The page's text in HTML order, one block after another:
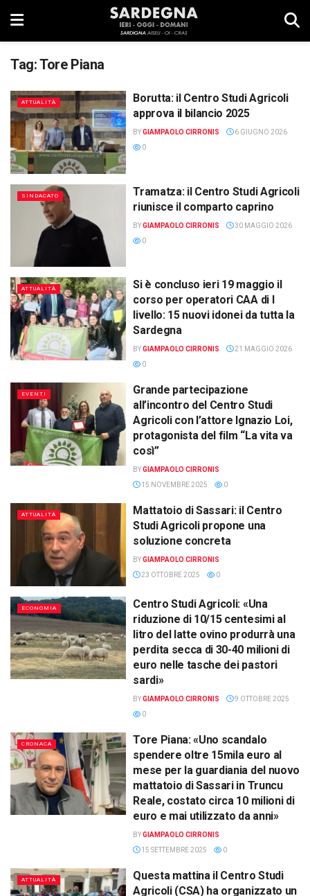
Tag:Tore Piana
ATTUALITÀ
Borutta: il Centro Studi Agricoli
approva il bilancio 2025
BYGIAMPAOLO CIRRONIS
6 GIUGNO 2026
0
SINDACATO
Tramatza: il Centro Studi Agricoli
riunisce il comparto caprino
BYGIAMPAOLO CIRRONIS
30 MAGGIO 2026
0
ATTUALITÀ
Si è concluso ieri 19 maggio il
corso per operatori CAA di I
livello: 15 nuovi idonei da tutta la
Sardegna
BYGIAMPAOLO CIRRONIS
21 MAGGIO 2026
0
EVENTI
Grande partecipazione
all’incontro del Centro Studi
Agricoli con l’attore Ignazio Loi,
protagonista del film “La vita va
così”
BYGIAMPAOLO CIRRONIS
15 NOVEMBRE 2025
0
ATTUALITÀ
Mattatoio di Sassari: il Centro
Studi Agricoli propone una
soluzione concreta
BYGIAMPAOLO CIRRONIS
23 OTTOBRE 2025
0
ECONOMIA
Centro Studi Agricoli: «Una
riduzione di 10/15 centesimi al
litro del latte ovino produrrà una
perdita secca di 30-40 milioni di
euro nelle tasche dei pastori
sardi»
BYGIAMPAOLO CIRRONIS
9 OTTOBRE 2025
0
CRONACA
Tore Piana: «Uno scandalo
spendere oltre 15mila euro al
mese per la guardiania del nuovo
mattatoio di Sassari in Truncu
Reale, costato circa 10 milioni di
euro e mai utilizzato da anni»
BYGIAMPAOLO CIRRONIS
15 SETTEMBRE 2025
0
ATTUALITÀ
Questa mattina il Centro Studi
Agricoli (CSA) ha organizzato un